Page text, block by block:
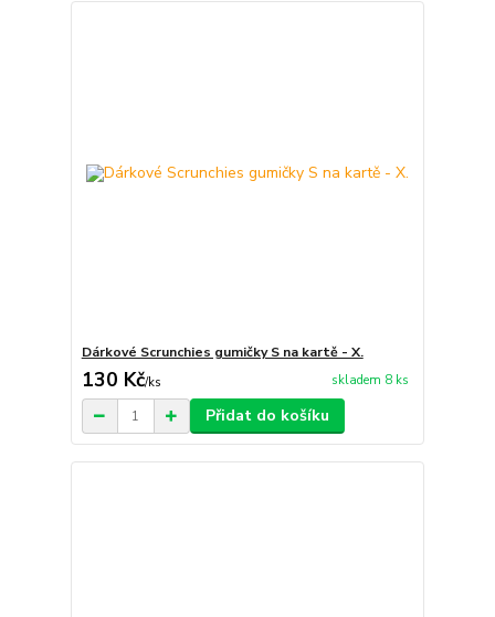
Dárkové Scrunchies gumičky S na kartě - X.
130 Kč/ks skladem 8 ks
Přidat do košíku